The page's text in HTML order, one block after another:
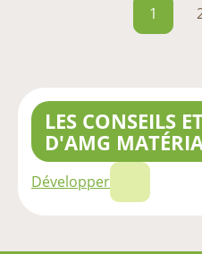
1
LES CONSEILS
D'AMG
Développer